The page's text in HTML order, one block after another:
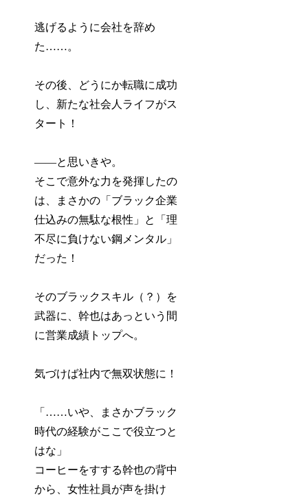
逃げるように会社を辞め
た……。
その後、どうにか転職に成功
し、新たな社会人ライフがス
タート！
――と思いきや。
そこで意外な力を発揮したの
は、まさかの「ブラック企業
仕込みの無駄な根性」と「理
不尽に負けない鋼メンタル」
だった！
そのブラックスキル（？）を
武器に、幹也はあっという間
に営業成績トップへ。
気づけば社内で無双状態に！
「……いや、まさかブラック
時代の経験がここで役立つと
はな」
コーヒーをすする幹也の背中
から、女性社員が声を掛け